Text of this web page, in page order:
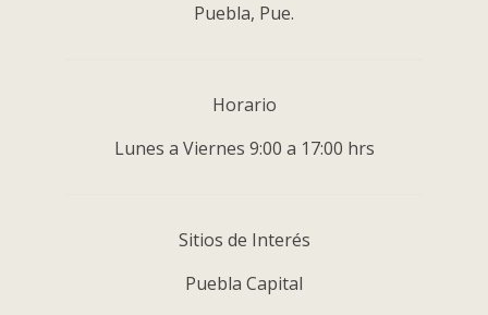
Puebla, Pue.
Horario
Lunes a Viernes 9:00 a 17:00 hrs
Sitios de Interés
Puebla Capital